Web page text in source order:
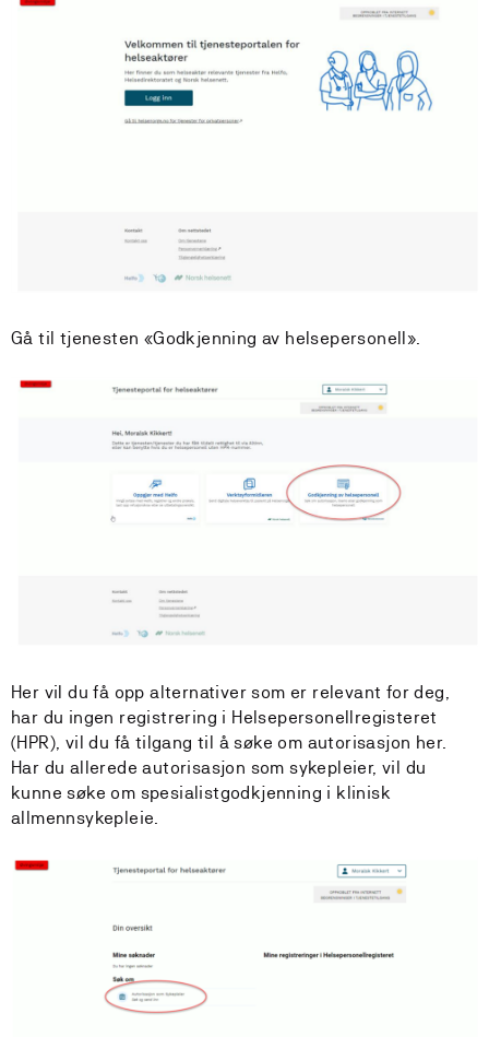
Gå til tjenesten «Godkjenning av helsepersonell».
Her vil du få opp alternativer som er relevant for deg,
har du ingen registrering i Helsepersonellregisteret
(HPR), vil du få tilgang til å søke om autorisasjon her.
Har du allerede autorisasjon som sykepleier, vil du
kunne søke om spesialistgodkjenning i klinisk
allmennsykepleie.